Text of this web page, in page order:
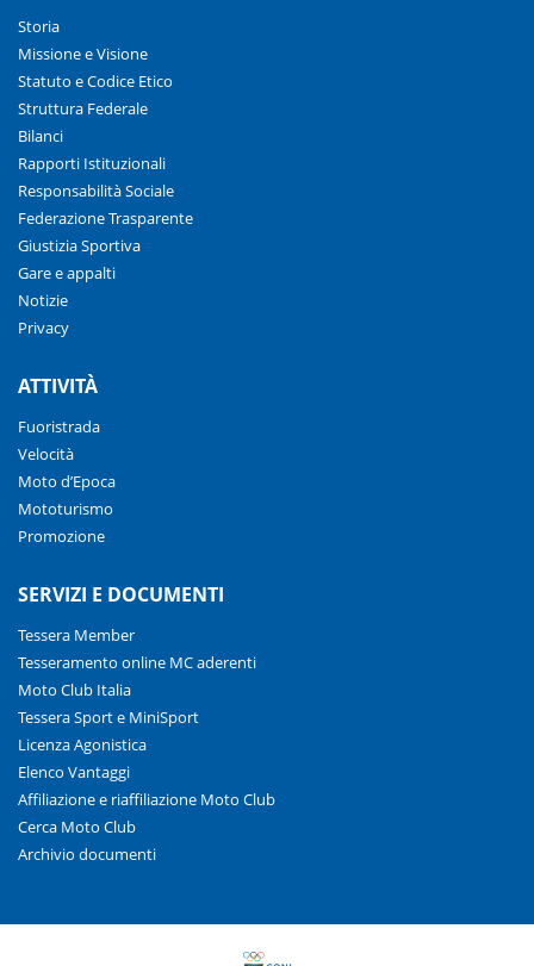
Storia
Missione e Visione
Statuto e Codice Etico
Struttura Federale
Bilanci
Rapporti Istituzionali
Responsabilità Sociale
Federazione Trasparente
Giustizia Sportiva
Gare e appalti
Notizie
Privacy
ATTIVITÀ
Fuoristrada
Velocità
Moto d’Epoca
Mototurismo
Promozione
SERVIZI E DOCUMENTI
Tessera Member
Tesseramento online MC aderenti
Moto Club Italia
Tessera Sport e MiniSport
Licenza Agonistica
Elenco Vantaggi
Affiliazione e riaffiliazione Moto Club
Cerca Moto Club
Archivio documenti